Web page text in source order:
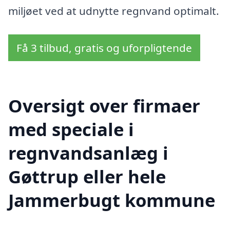
miljøet ved at udnytte regnvand optimalt.
Få 3 tilbud, gratis og uforpligtende
Oversigt over firmaer
med speciale i
regnvandsanlæg i
Gøttrup eller hele
Jammerbugt kommune